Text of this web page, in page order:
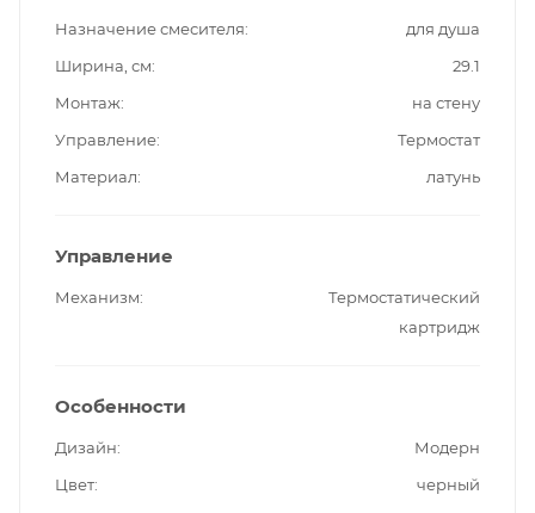
Назначение смесителя
для душа
Ширина, см
29.1
Монтаж
на стену
Управление
Термостат
Материал
латунь
Управление
Механизм
Термостатический
картридж
Особенности
Дизайн
Модерн
Цвет
черный